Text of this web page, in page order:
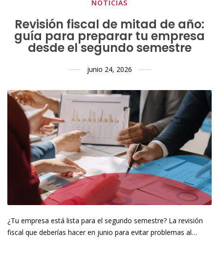
NOTICIAS
Revisión fiscal de mitad de año:
guía para preparar tu empresa
desde el segundo semestre
junio 24, 2026
¿Tu empresa está lista para el segundo semestre? La revisión
fiscal que deberías hacer en junio para evitar problemas al…